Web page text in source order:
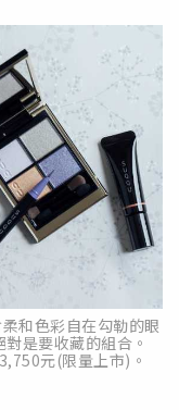
和色彩自在勾勒的眼
是要收藏的組合。
元(限量上市)。